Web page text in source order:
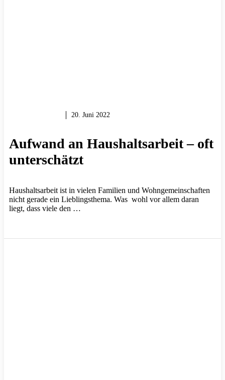
20. Juni 2022
Aufwand an Haushaltsarbeit – oft
unterschätzt
Haushaltsarbeit ist in vielen Familien und Wohngemeinschaften
nicht gerade ein Lieblingsthema. Was wohl vor allem daran
liegt, dass viele den …